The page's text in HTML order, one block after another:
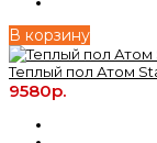
В корзину
Теплый пол Атом
9580р.